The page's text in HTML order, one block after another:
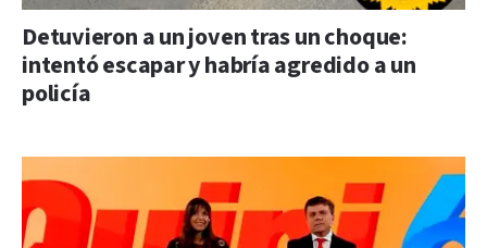
Detuvieron a un joven tras un choque:
intentó escapar y habría agredido a un
policía